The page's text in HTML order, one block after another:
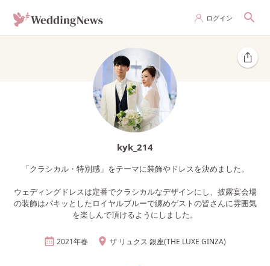
ログイン
kyk_214
「クラシカル・特別感」をテーマに装飾やドレスを決めました。
ウェディングドレスは定番でクラシカルなデザインにし、披露宴会場
の装飾はパキッとしたロイヤルブルーで纏めゲストの皆さんに雰囲気
を楽しんで頂けるようにしました。
2021年春 ザ リュクス 銀座(THE LUXE GINZA)